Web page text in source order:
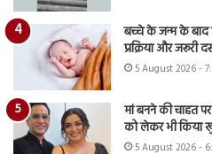
बच्चे के जन्म के बाद
प्रक्रिया और जरूरी
5 August 2026 -
मां बनने की चाहत
को लेकर भी किया
5 August 2026 -